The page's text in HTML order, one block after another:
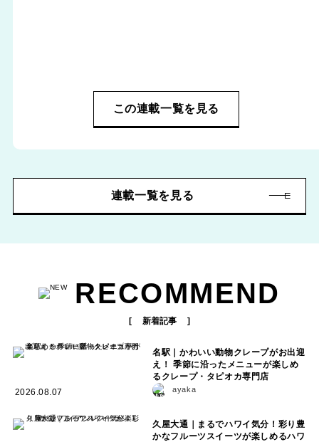
この連載一覧を見る
連載一覧を見る
RECOMMEND
新着記事
2026.08.07
名駅｜かわいい動物クレープがお出迎
え！ 季節に沿ったメニューが楽しめ
るクレープ・タピオカ専門店
ayaka
久屋大通｜まるでハワイ気分！彩り豊
かなフルーツスイーツが楽しめるハワ